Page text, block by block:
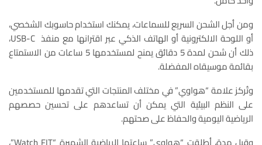
ومن أجل الشحن السريع للسماعات، يمكنك استخدام حاسوبك الشخصي،
أو اللوحة الالكترونية أو الهاتف الذكي عبر اقترانها مع منفذ USB-C،
ذلك أن شحن لمدة 5 دقائق يمنح لمستخدمها 5 ساعات من الاستمتاع
بقائمة موسيقاه المفضلة.
وتُركز علامة “هواوي” في مختلف المنتجات التي تقدمها للمستخدمين
على النظم البيئية التي يمكن أن تساعدهم على تحسين حصصهم
الرياضية اليومية والحفاظ على صحتهم.